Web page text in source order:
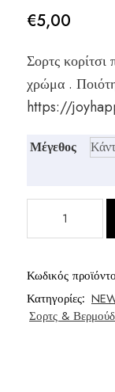
€5,00
Σορτς
χρώμα .
https://
Μέγεθος
Κωδικός
Κατηγορίες:
Σορτς &